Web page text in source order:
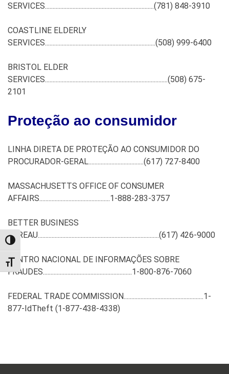
TOGGLE HIGH CONTRAST
TOGGLE FONT SIZE
SERVICES.......................................................................(781) 848-3910
COASTLINE ELDERLY
SERVICES........................................................................(508) 999-6400
BRISTOL ELDER
SERVICES................................................................................(508) 675-
2101
Proteção ao consumidor
LINHA DIRETA DE PROTEÇÃO AO CONSUMIDOR DO
PROCURADOR-GERAL....................................(617) 727-8400
MASSACHUSETTS OFFICE OF CONSUMER
AFFAIRS..............................................1-888-283-3757
BETTER BUSINESS
BUREAU...............................................................................(617) 426-9000
CENTRO NACIONAL DE INFORMAÇÕES SOBRE
FRAUDES..........................................................1-800-876-7060
FEDERAL TRADE COMMISSION....................................................1-
877-IdTheft (1-877-438-4338)